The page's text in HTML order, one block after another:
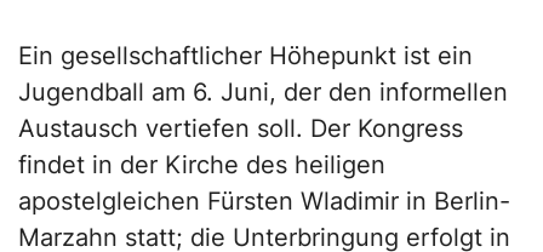
Ein gesellschaftlicher Höhepunkt ist ein
Jugendball am 6. Juni, der den informellen
Austausch vertiefen soll. Der Kongress
findet in der Kirche des heiligen
apostelgleichen Fürsten Wladimir in Berlin-
Marzahn statt; die Unterbringung erfolgt in